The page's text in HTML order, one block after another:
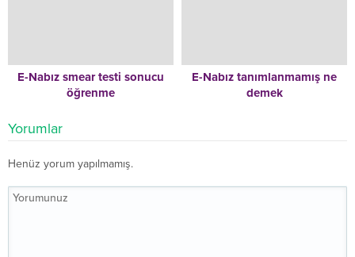
E-Nabız smear testi sonucu
öğrenme
E-Nabız tanımlanmamış ne
demek
Yorumlar
Henüz yorum yapılmamış.